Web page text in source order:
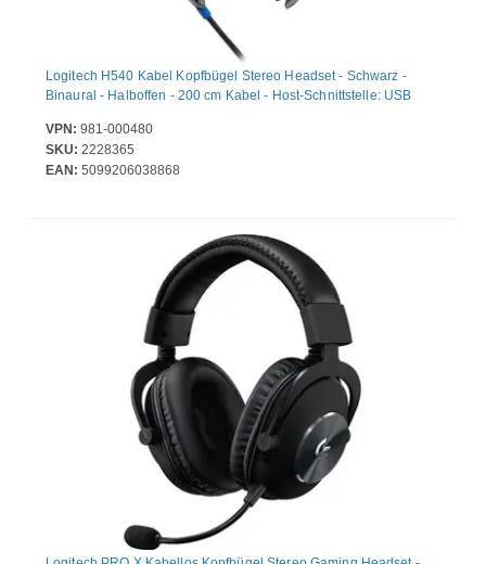
Logitech H540 Kabel Kopfbügel Stereo Headset - Schwarz -
Binaural - Halboffen - 200 cm Kabel - Host-Schnittstelle: USB
VPN: 981-000480
SKU: 2228365
EAN: 5099206038868